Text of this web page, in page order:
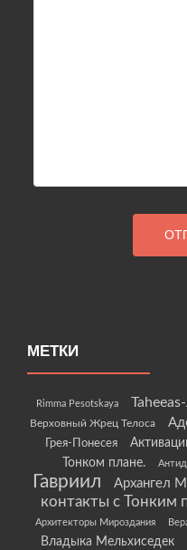
МЕТКИ
Rimma Pesotskaya
Верховный Жрец Телоса
Грея-Понесея
Тонком плане.
Гавриил
Архангел
контакты с Тонким
Архитекторы Мироздания
Владыка Мельхиседек